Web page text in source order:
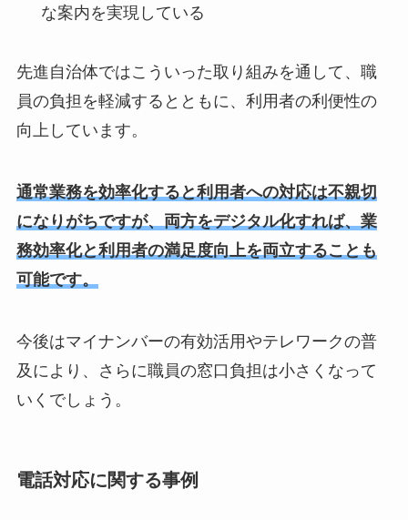
な案内を実現している
先進自治体ではこういった取り組みを通して、職
員の負担を軽減するとともに、利用者の利便性の
向上しています。
通常業務を効率化すると利用者への対応は不親切
になりがちですが、両方をデジタル化すれば、業
務効率化と利用者の満足度向上を両立することも
可能です。
今後はマイナンバーの有効活用やテレワークの普
及により、さらに職員の窓口負担は小さくなって
いくでしょう。
電話対応に関する事例